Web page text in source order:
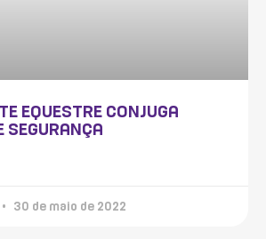
EQUESTRE CONJUGA
SEGURANÇA
30 de maio de 2022